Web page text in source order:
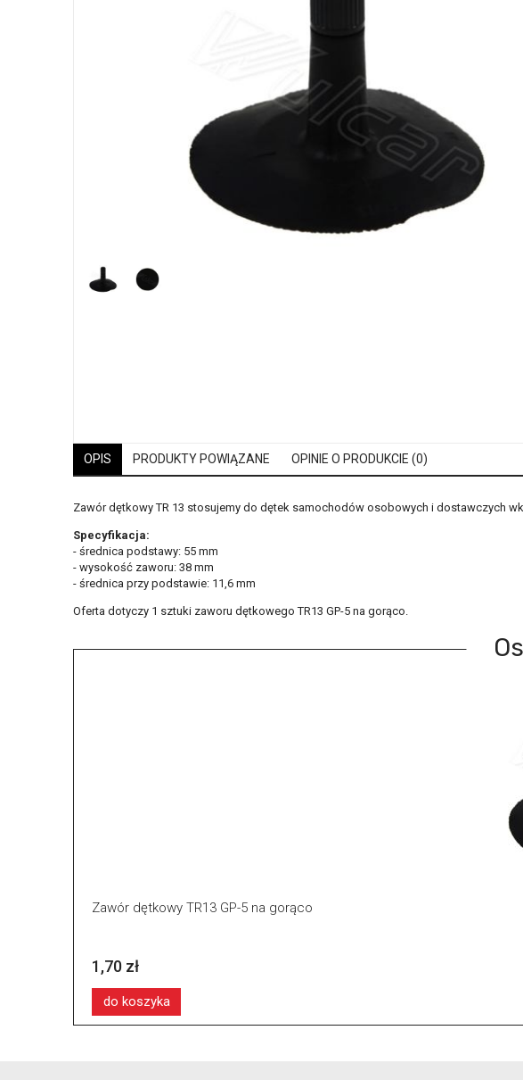
OPIS PRODUKTY POWIĄZANE OPINIE O PRODUKCIE (0)
Zawór dętkowy TR 13 stosujemy do dętek samochodów osobowych i dostawczych
Specyfikacja:
- średnica podstawy: 55 mm
- wysokość zaworu: 38 mm
- średnica przy podstawie: 11,6 mm
Oferta dotyczy 1 sztuki zaworu dętkowego TR13 GP-5 na gorąco.
Zawór dętkowy TR13 GP-5 na gorąco
1,70 zł
do koszyka